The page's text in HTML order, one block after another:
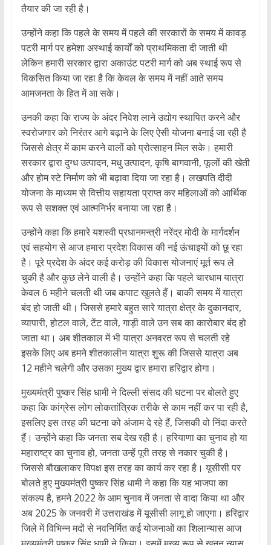
तैयार की जा रही है।
उन्होंने कहा कि पहले के समय में पहले की सरकारों के समय में कावड़
पटरी मार्ग पर हमेशा अस्थाई कार्यों को प्राथमिकता दी जाती थी
लेकिन हमारी सरकार द्वारा अकाउंट पटरी मार्ग को अब स्थाई रूप से
विकसित किया जा रहा है कि केवल के समय में नहीं आते समय
आमजनता के हित में आ सके।
उनकी कहा कि राज्य के अंदर निवेश लाने उद्योग स्थापित करने और
स्वरोजगार को निरंतर आगे बढ़ाने के लिए ऐसी योजना बनाई जा रही है
जिससे क्षेत्र में काम करने वालों को प्रोत्साहन मिल सके। हमारी
सरकार द्वारा दुग्ध उत्पादन, मधु उत्पादन, कृषि बागवानी, फूलों की खेती
और होम स्टे निर्माण को भी बढ़ावा दिया जा रहा है। लखपति दीदी
योजना के माध्यम से वित्तीय सहायता प्राप्त कर महिलाओं को आर्थिक
रूप से सशक्त एवं आत्मनिर्भर बनाया जा रहा है।
उन्होंने कहा कि हमारे यशस्वी प्रधानमन्त्री नरेंद्र मोदी के मार्गदर्शन
एवं सहयोग से आज हमारा प्रदेश विकास की नई ऊंचाइयों को छू रहा
है। पूरे प्रदेश के अंदर कई करोड़ की विकास योजनाएं मूर्त रूप ले
चुकी है और कुछ लेने वाली है। उन्होंने कहा कि पहले चारधाम यात्रा
केवल 6 महीने चलती थी जब कपाट खुलते हैं। बाकी समय में यात्रा
बंद हो जाती थी। जिससे हमारे बहुत सारे यात्रा क्षेत्र के दुकानदार,
व्यापारी, होटल वाले, टेंट वाले, गाड़ी वाले उन सब का कारोबार बंद हो
जाता था। अब शीतकाल में भी यात्रा अनवरत रूप से चलती रहे
इसके लिए अब हमने शीतकालीन यात्रा शुरू की जिससे यात्रा अब
12 महीने चलेगी और उसका मुख्य द्वार हमारा हरिद्वार होगा।
मुख्यमंत्री पुष्कर सिंह धामी ने दिल्ली संसद की घटना पर बोलते हुए
कहा कि कांग्रेस लोग लोकतांत्रिक तरीके से काम नहीं कर पा रही है,
इसलिए इस तरह की घटना को अंजाम दे रहे हैं, जिसकी वो निंदा करते
हैं। उन्होंने कहा कि जनता सब देख रही है। हरियाणा का चुनाव हो या
महाराष्ट्र का चुनाव हो, जनता उन्हें पूरी तरह से नकार चुकी है।
जिससे बौखलाकर विपक्ष इस तरह का कार्य कर रहा है। यूसीसी पर
बोलते हुए मुख्यमंत्री पुष्कर सिंह धामी ने कहा कि यह भाजपा का
संकल्प है, हमने 2022 के आम चुनाव में जनता से वादा किया था और
अब 2025 के जनवरी में उत्तराखंड में यूसीसी लागू हो जाएगा। हरिद्वार
जिले में विभिन्न मदों से नवनिर्मित कई योजनाओं का शिलान्यास आज